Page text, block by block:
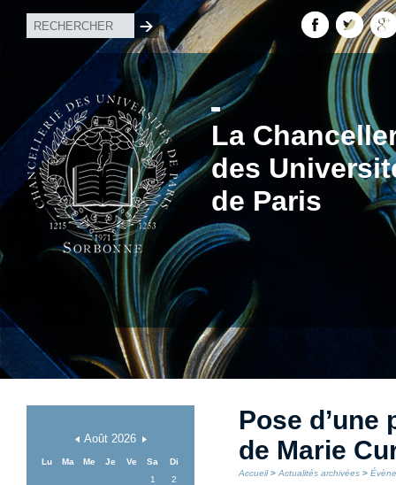
La
des
de Paris
Août2026
Lu Ma Me Je Ve Sa
Di
1
2
Pose
de Marie
Accueil> Actualités archivées >